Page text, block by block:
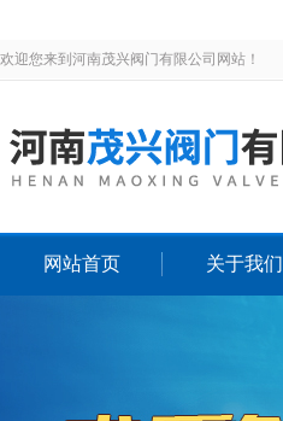
欢迎您来到河南茂兴阀门有限公司网站！
网站首页 关于我们